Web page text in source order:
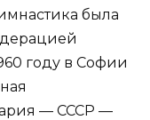
была
году в Софии
— СССР —